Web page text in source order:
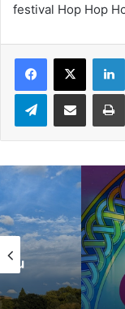
festival Hop Hop
TelegramPartager par e-mail
au
7 et